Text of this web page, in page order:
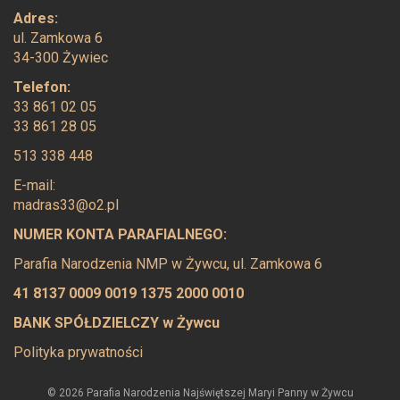
Adres:
ul. Zamkowa 6
34-300 Żywiec
Telefon:
33 861 02 05
33 861 28 05
513 338 448
E-mail:
madras33@o2.pl
NUMER KONTA PARAFIALNEGO:
Parafia Narodzenia NMP w Żywcu, ul. Zamkowa 6
41 8137 0009 0019 1375 2000 0010
BANK SPÓŁDZIELCZY w Żywcu
Polityka prywatności
© 2026 Parafia Narodzenia Najświętszej Maryi Panny w Żywcu